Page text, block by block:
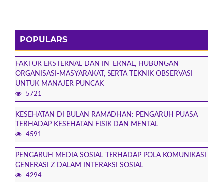
POPULARS
FAKTOR EKSTERNAL DAN INTERNAL, HUBUNGAN
ORGANISASI-MASYARAKAT, SERTA TEKNIK OBSERVASI
UNTUK MANAJER PUNCAK
5721
KESEHATAN DI BULAN RAMADHAN: PENGARUH PUASA
TERHADAP KESEHATAN FISIK DAN MENTAL
4591
PENGARUH MEDIA SOSIAL TERHADAP POLA KOMUNIKASI
GENERASI Z DALAM INTERAKSI SOSIAL
4294